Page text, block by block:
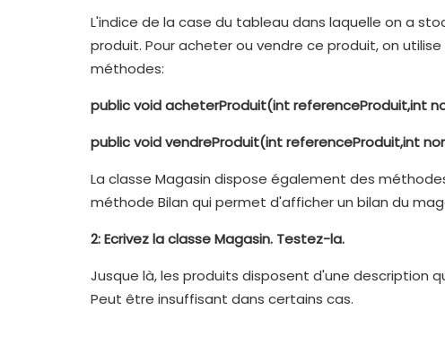
L'indice de la case du tableau dans laquelle on a
produit. Pour acheter ou vendre ce produit, on
méthodes:
public void acheterProduit(int referenceProduit,int
public void vendreProduit(int referenceProduit,int
La classe Magasin dispose également des
méthode Bilan qui permet d'afficher un bilan du
2: Ecrivez la classe Magasin. Testez-la.
Jusque là, les produits disposent d'une description
Peut être insuffisant dans certains cas.